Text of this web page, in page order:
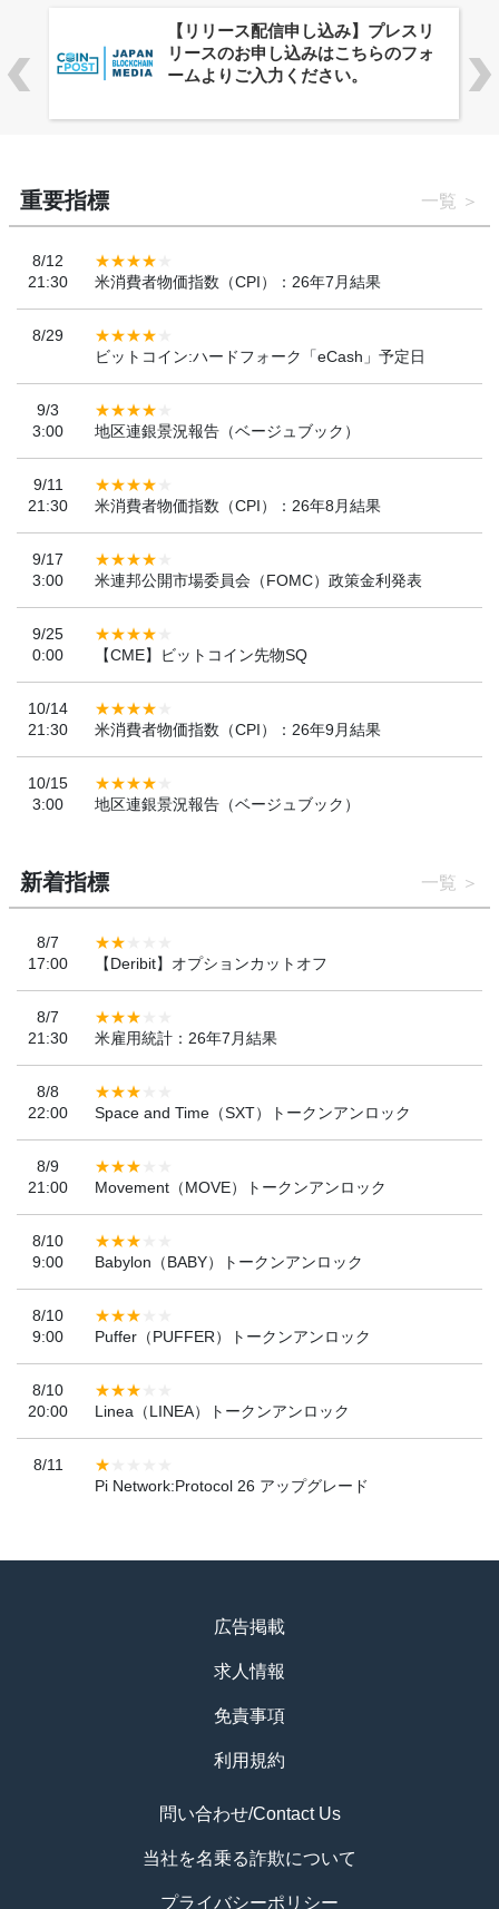
株式会社PlnX、アジア最大級のグロ
ーバルWeb3カンファレンス
「WebX2026」とのコラボレーショ
重要指標 一覧
8/12
21:30
米消費者物価指数（CPI）：26年7月結果
8/29
ビットコイン:ハードフォーク「eCash」予定日
9/3
3:00
地区連銀景況報告（ベージュブック）
9/11
21:30
米消費者物価指数（CPI）：26年8月結果
9/17
3:00
米連邦公開市場委員会（FOMC）政策金利発表
9/25
0:00
【CME】ビットコイン先物SQ
10/14
21:30
米消費者物価指数（CPI）：26年9月結果
10/15
3:00
地区連銀景況報告（ベージュブック）
新着指標 一覧
8/7
17:00
【Deribit】オプションカットオフ
8/7
21:30
米雇用統計：26年7月結果
8/8
22:00
Space and Time（SXT）トークンアンロック
8/9
21:00
Movement（MOVE）トークンアンロック
8/10
9:00
Babylon（BABY）トークンアンロック
8/10
9:00
Puffer（PUFFER）トークンアンロック
8/10
20:00
Linea（LINEA）トークンアンロック
8/11
Pi Network:Protocol 26 アップグレード
広告掲載
求人情報
免責事項
利用規約
問い合わせ/Contact Us
当社を名乗る詐欺について
プライバシーポリシー